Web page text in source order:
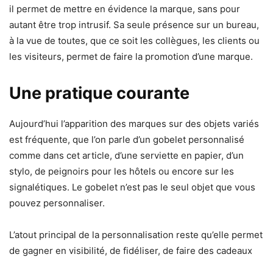
il permet de mettre en évidence la marque, sans pour
autant être trop intrusif. Sa seule présence sur un bureau,
à la vue de toutes, que ce soit les collègues, les clients ou
les visiteurs, permet de faire la promotion d’une marque.
Une pratique courante
Aujourd’hui l’apparition des marques sur des objets variés
est fréquente, que l’on parle d’un gobelet personnalisé
comme dans cet article, d’une serviette en papier, d’un
stylo, de peignoirs pour les hôtels ou encore sur les
signalétiques. Le gobelet n’est pas le seul objet que vous
pouvez personnaliser.
L’atout principal de la personnalisation reste qu’elle permet
de gagner en visibilité, de fidéliser, de faire des cadeaux